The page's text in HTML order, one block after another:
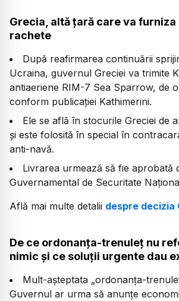
Grecia, altă țară care va furniza
rachete
După reafirmarea continuării
Ucraina, guvernul Greciei va trimite
antiaeriene RIM-7 Sea Sparrow, de
conform publicației Kathimerini.
Ele se află în stocurile Greciei de
și este folosită în special în
anti-navă.
Livrarea urmează să fie aprobată
Guvernamental de Securitate
Află mai multe detalii despre decizia
De ce ordonanța-trenuleț nu
nimic și ce soluții urgente dau
Mult-așteptata „ordonanța-
Guvernul ar urma să anunțe